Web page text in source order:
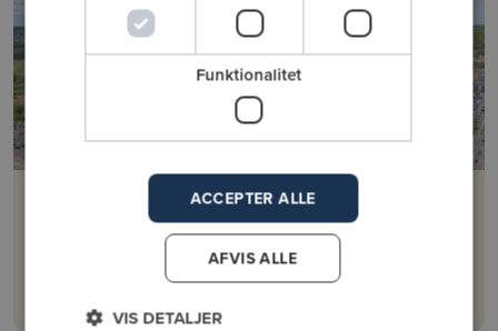
Funktionalitet
ACCEPTER ALLE
AFVIS ALLE
VIS DETALJER